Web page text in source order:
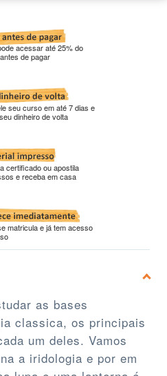
acessar até 25% do
de pagar
seu curso em até 7 dias e
dinheiro de volta
certificado ou apostila
e receba em casa
matricula e já tem acesso
as bases
classica, os principais
um deles. Vamos
a iridologia e por em